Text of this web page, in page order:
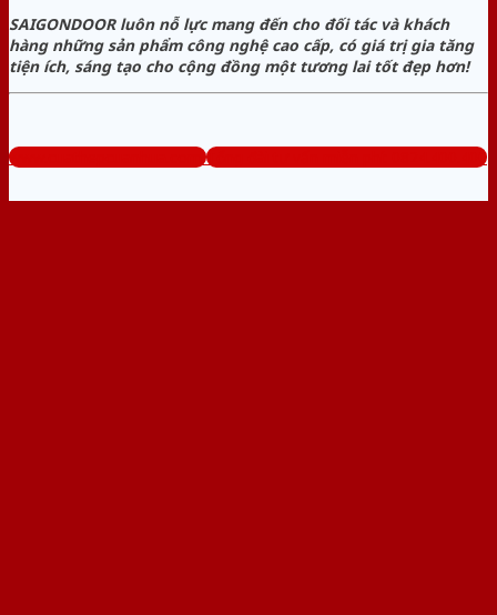
SAIGONDOOR luôn nỗ lực mang đến cho đối tác và khách
hàng những sản phẩm công nghệ cao cấp, có giá trị gia tăng
tiện ích, sáng tạo cho cộng đồng một tương lai tốt đẹp hơn!
www.cuathepcuanhua.com Tổng đài tư vấn miễn phí: 0824.400.400